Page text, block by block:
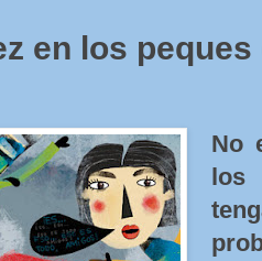
en los peques
No